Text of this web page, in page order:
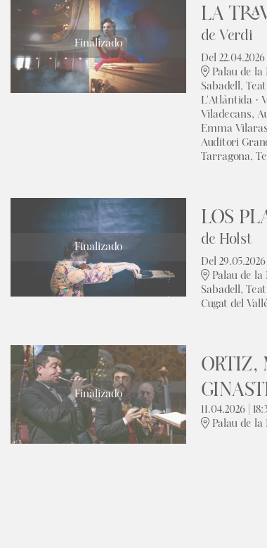
Finalizado
LA
de Verdi
Del 22.04.2026
Palau de la
Sabadell,
L'Atlàntida ·
Viladecans,
Emma
Auditori
Tarragona,
Finalizado
LOS
de Holst
Del 29.05.2026
Palau de la
Sabadell,
Cugat del
Finalizado
ORTIZ,
11.04.2026|
Palau de la